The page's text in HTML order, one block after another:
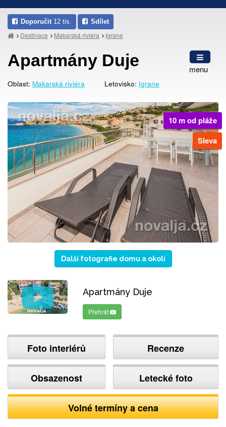
Doporučit 12 tis. Sdílet
Destinace Makarská riviéra Igrane
menu
Apartmány Duje
Oblast: Makarská riviéra Letovisko: Igrane
10 m od pláže
Sleva
Další fotografie domu a okolí
Apartmány Duje
Přehrát
Foto interiérů
Obsazenost
Recenze
Letecké foto
Volné termíny a cena